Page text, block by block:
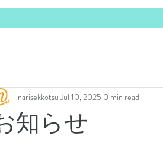
知らせ
narisekkotsu Jul 10, 2025 0 min read